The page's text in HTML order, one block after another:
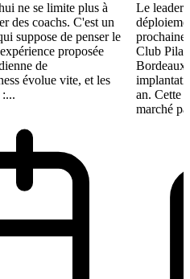
ne se limite plus à
des coachs. C'est un
suppose de penser le
proposée
de
évolue vite, et les
Le leader
prochaine
Club
Bordeaux
an. Cette
marché